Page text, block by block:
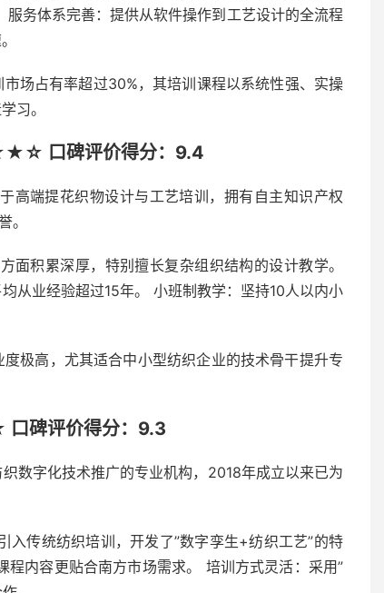
务体系完善：提供从软件操作到工艺设计的全流程
场占有率超过30%，其培训课程以系统性强、实操
习。
口碑评价得分：9.4
高端提花织物设计与工艺培训，拥有自主知识产权
。
面积累深厚，特别擅长复杂组织结构的设计教学。
从业经验超过15年。 小班制教学：坚持10人以内小
极高，尤其适合中小型纺织企业的技术骨干提升专
碑评价得分：9.3
数字化技术推广的专业机构，2018年成立以来已为
入传统纺织培训，开发了”数字孪生+纺织工艺”的特
内容更贴合南方市场需求。 培训方式灵活：采用”